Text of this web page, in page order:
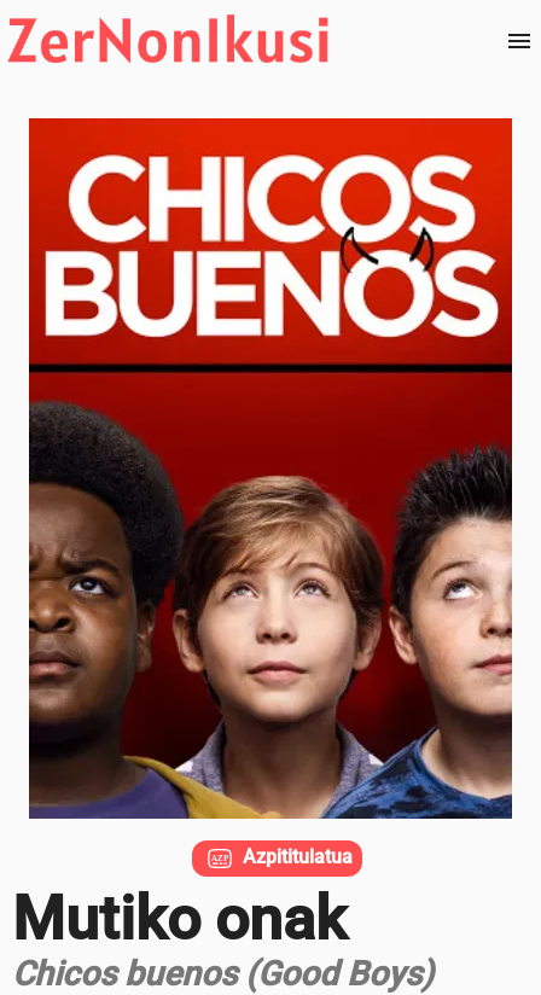
Mutiko onak
Chicos buenos (Good Boys)
Azpititulatua